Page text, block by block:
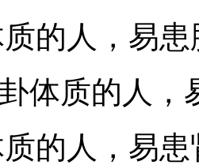
人，易患
质的人，
人，易患